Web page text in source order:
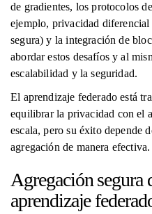
de gradientes, los protocolos
ejemplo, privacidad
segura) y la integración de
abordar estos desafíos y al
escalabilidad y la seguridad.
El aprendizaje federado está
equilibrar la privacidad con el
escala, pero su éxito depende
agregación de manera efectiva.
Agregación segura
aprendizaje